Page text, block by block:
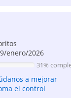
enero/2026
31%
a mejorar
el control